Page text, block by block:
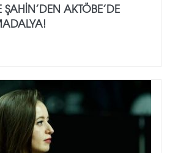
ŞAHIN’DEN AKTÖBE’DE